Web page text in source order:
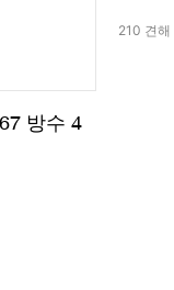
방수 4
210 견해